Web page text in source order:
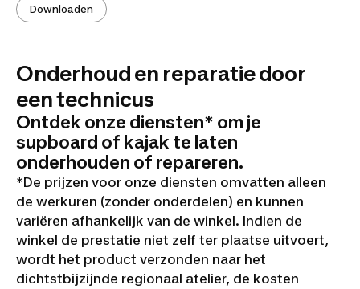
Downloaden
Onderhoud en reparatie door
een technicus
Ontdek onze diensten* om je
supboard of kajak te laten
onderhouden of repareren.
*De prijzen voor onze diensten omvatten alleen
de werkuren (zonder onderdelen) en kunnen
variëren afhankelijk van de winkel. Indien de
winkel de prestatie niet zelf ter plaatse uitvoert,
wordt het product verzonden naar het
dichtstbijzijnde regionaal atelier, de kosten